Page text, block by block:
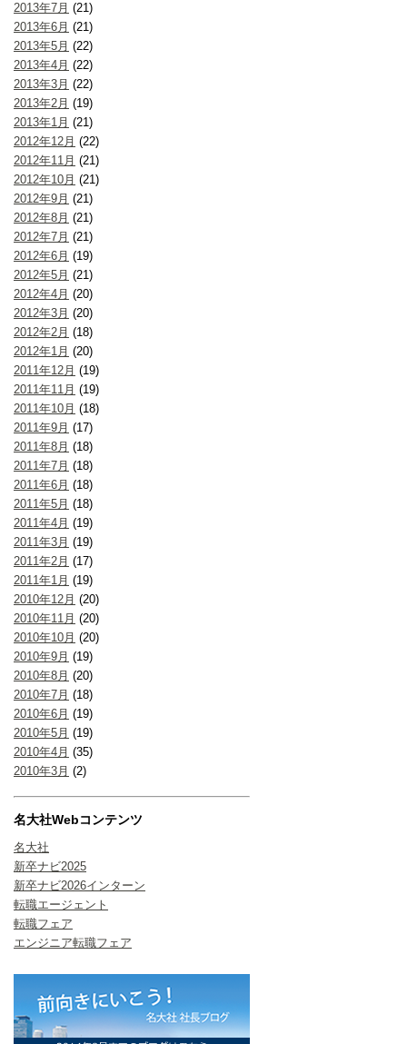
2013年7月 (21)
2013年6月 (21)
2013年5月 (22)
2013年4月 (22)
2013年3月 (22)
2013年2月 (19)
2013年1月 (21)
2012年12月 (22)
2012年11月 (21)
2012年10月 (21)
2012年9月 (21)
2012年8月 (21)
2012年7月 (21)
2012年6月 (19)
2012年5月 (21)
2012年4月 (20)
2012年3月 (20)
2012年2月 (18)
2012年1月 (20)
2011年12月 (19)
2011年11月 (19)
2011年10月 (18)
2011年9月 (17)
2011年8月 (18)
2011年7月 (18)
2011年6月 (18)
2011年5月 (18)
2011年4月 (19)
2011年3月 (19)
2011年2月 (17)
2011年1月 (19)
2010年12月 (20)
2010年11月 (20)
2010年10月 (20)
2010年9月 (19)
2010年8月 (20)
2010年7月 (18)
2010年6月 (19)
2010年5月 (19)
2010年4月 (35)
2010年3月 (2)
名大社Webコンテンツ
名大社
新卒ナビ2025
新卒ナビ2026インターン
転職エージェント
転職フェア
エンジニア転職フェア